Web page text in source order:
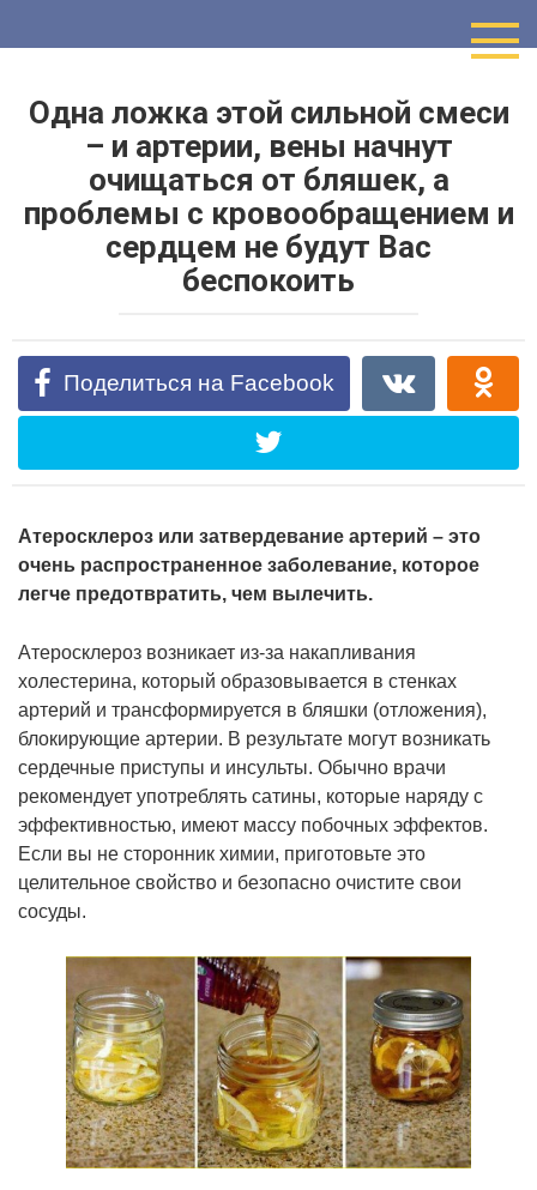
Одна ложка этой сильной смеси
– и артерии, вены начнут
очищаться от бляшек, а
проблемы с кровообращением и
сердцем не будут Вас
беспокоить
Поделиться на Facebook
Атеросклероз или затвердевание артерий – это
очень распространенное заболевание, которое
легче предотвратить, чем вылечить.
Атеросклероз возникает из-за накапливания
холестерина, который образовывается в стенках
артерий и трансформируется в бляшки (отложения),
блокирующие артерии. В результате могут возникать
сердечные приступы и инсульты. Обычно врачи
рекомендует употреблять сатины, которые наряду с
эффективностью, имеют массу побочных эффектов.
Если вы не сторонник химии, приготовьте это
целительное свойство и безопасно очистите свои
сосуды.